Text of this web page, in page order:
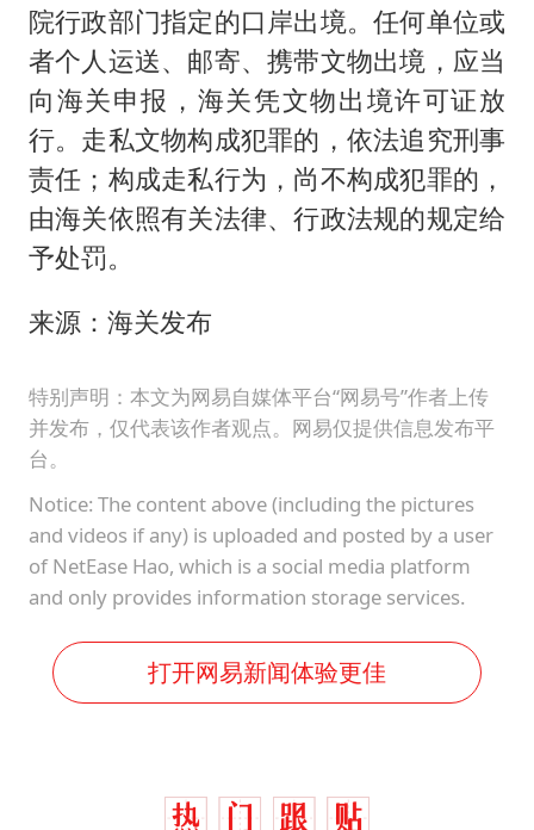
院行政部门指定的口岸出境。任何单位或
者个人运送、邮寄、携带文物出境，应当
向海关申报，海关凭文物出境许可证放
行。走私文物构成犯罪的，依法追究刑事
责任；构成走私行为，尚不构成犯罪的，
由海关依照有关法律、行政法规的规定给
予处罚。
来源：海关发布
特别声明：本文为网易自媒体平台“网易号”作者上传
并发布，仅代表该作者观点。网易仅提供信息发布平
台。
Notice: The content above (including the pictures
and videos if any) is uploaded and posted by a user
of NetEase Hao, which is a social media platform
and only provides information storage services.
打开网易新闻体验更佳